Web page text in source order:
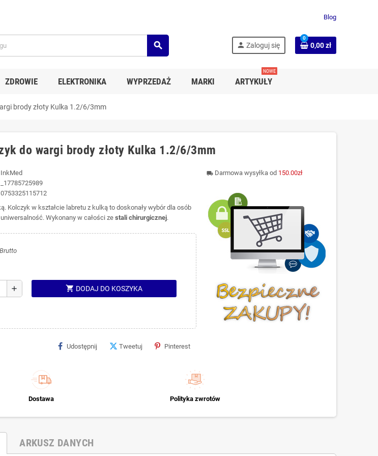
Blog
search person Zaloguj się
0
0,00 zł
ZDROWIE ELEKTRONIKA WYPRZEDAŻ MARKI ARTYKUŁY
NOWE
brody złoty Kulka 1.2/6/3mm
do wargi brody złoty Kulka 1.2/6/3mm
InkMed
_17785725989
0753325115712
Kolczyk w kształcie labretu z kulką to doskonały wybór dla osób
Wykonany w całości ze stali chirurgicznej.
Brutto
add shopping_cart DODAJ DO KOSZYKA
Udostępnij Tweetuj Pinterest
local_shippingDarmowa wysyłka od 150.00zł
Dostawa Polityka zwrotów
ARKUSZ DANYCH